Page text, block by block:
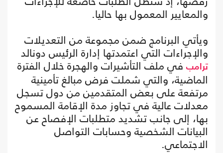
والمعايير المعمول بها حاليا.
ويأتي البرنامج ضمن مجموعة من التعديلات
والإجراءات التي اعتمدتها إدارة الرئيس دونالد
ترامب في ملف التأشيرات والهجرة خلال الفترة
الماضية، والتي شملت فرض مبالغ تأمينية
مرتفعة على بعض المتقدمين من دول تسجل
معدلات عالية في تجاوز مدة الإقامة المسموح
بها، إلى جانب تشديد متطلبات الإفصاح عن
البيانات الشخصية وحسابات التواصل
الاجتماعي.